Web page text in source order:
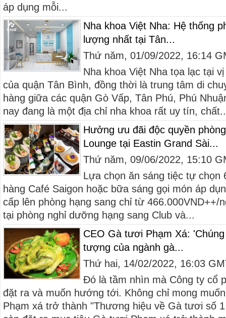
áp dụng mỗi...
Nha khoa Việt Nha: Hệ thống
lượng nhất tại Tân...
Thứ năm, 01/09/2022, 16:14
Nha khoa Việt Nha tọa lạc tại
của quận Tân Bình, đồng thời là trung tâm di
hàng giữa các quận Gò Vấp, Tân Phú, Phú
nay đang là một địa chỉ nha khoa rất uy tín,
Hưởng ưu đãi độc quyền
Lounge tại Eastin Grand Sài...
Thứ năm, 09/06/2022, 15:10
Lựa chọn ăn sáng tiệc tự chọn
hàng Café Saigon hoặc bữa sáng gọi món áp
cấp lên phòng hạng sang chỉ từ 466.000VND++/
tại phòng nghỉ dưỡng hạng sang Club và...
CEO Gà tươi Phạm Xá:
tượng của ngành gà...
Thứ hai, 14/02/2022, 16:03
Đó là tầm nhìn mà Công ty cổ
đặt ra và muốn hướng tới. Không chỉ mong
Phạm xá trở thành "Thương hiệu về Gà tươi số